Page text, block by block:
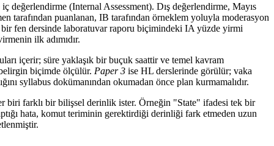
değerlendirme (Internal Assessment). Dış değerlendirme, Mayıs
tarafından puanlanan, IB tarafından örneklem yoluyla moderasyon
fen dersinde laboratuvar raporu biçimindeki IA yüzde yirmi
ilk adımıdır.
içerir; süre yaklaşık bir buçuk saattir ve temel kavram
biçimde ölçülür. Paper 3 ise HL derslerinde görülür; vaka
syllabus dokümanından okumadan önce plan kurmamalıdır.
farklı bir bilişsel derinlik ister. Örneğin "State" ifadesi tek bir
hata, komut teriminin gerektirdiği derinliği fark etmeden uzun